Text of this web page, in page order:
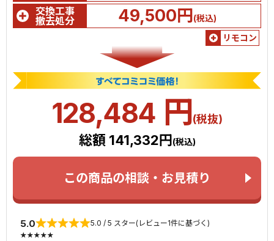
交換工事
撤去処分
49,500円(税込)
リモコン
128,484 円(税抜)
総額 141,332円 (税込)
この商品の相談・お見積り
5.0 5.0 / 5 スター(レビュー1件に基づく)
★★★★★